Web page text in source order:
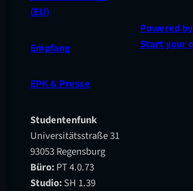
(EU)
Empfang
EPK & Presse
Powered
Start your
Studentenfunk
Universitätsstraße 31
93053 Regensburg
Büro:PT 4.0.73
Studio:SH 1.39